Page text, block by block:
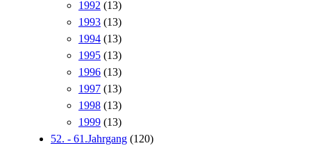
1992 (13)
1993 (13)
1994 (13)
1995 (13)
1996 (13)
1997 (13)
1998 (13)
1999 (13)
52. - 61.Jahrgang (120)